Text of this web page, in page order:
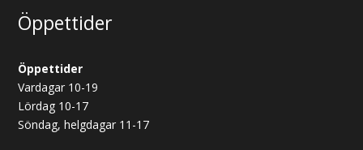
Öppettider
Öppettider
Vardagar 10-19
Lördag 10-17
Söndag, helgdagar 11-17